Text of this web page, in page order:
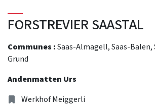
FORSTREVIER SAASTAL
Communes :Saas-Almagell, Saas-Balen,
Grund
Andenmatten Urs
Address
Werkhof Meiggerli